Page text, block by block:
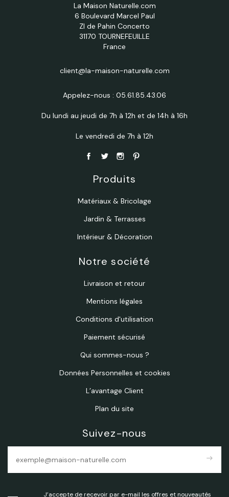
La Maison Naturelle.com
6 Boulevard Marcel Paul
ZI de Pahin Concerto
31170 TOURNEFEUILLE
France
client@la-maison-naturelle.com
Appelez-nous : 05.61.85.43.06
Du lundi au jeudi de 7h à 12h et de 14h à 16h
Le vendredi de 7h à 12h
Produits
Matériaux & Bricolage
Jardin & Terrasses
Intérieur & Décoration
Notre société
Livraison et retour
Mentions légales
Conditions d'utilisation
Paiement sécurisé
Qui sommes-nous ?
Données Personnelles et cookies
L’avantage Client
Plan du site
Suivez-nous
east
J’accepte de recevoir par e-mail les offres et nouveautés